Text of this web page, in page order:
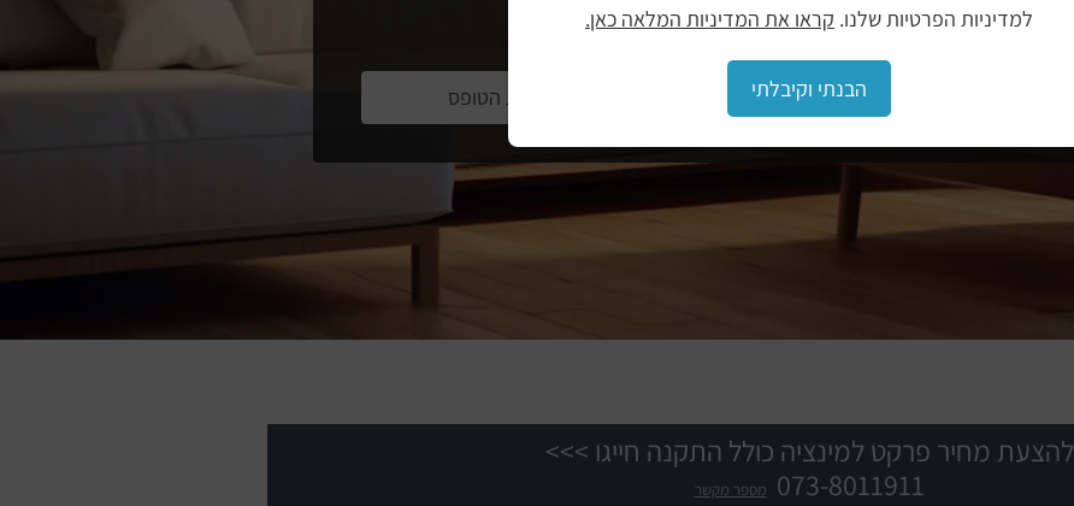
שליחת הטופס
להצעת מחיר פרקט למינציה כולל התקנה חייגו >>>
073-8011911 מספר מקשר
למדיניות הפרטיות שלנו. קראו את המדיניות המלאה כאן.
הבנתי וקיבלתי